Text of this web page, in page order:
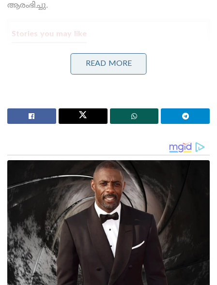
ആരംഭിച്ചു.
Stories you may like
പാർലമെന്റിന്റെ മൺസൂൺ സമ്മേളനം അവസാന
ദിനങ്ങളിലേക്ക് ; നിർണായക ബില്ലുകൾ പാസാക്കാൻ
വിമർശിച്ച് മമത ബാനർജി
മണിക്കൂറുകളോളം ഏറ്റുമുട്ടൽ തുടർന്നു. ഇതിന്
പിന്നാലെ നടത്തിയ പരിശോധനയിലാണ്
മൃതദേഹങ്ങൾ കണ്ടെടുത്തത്. വനമേഖലയിൽ നിന്നും
18 മൃതദേഹങ്ങളും കൻകർ ജില്ലയിൽ ഉണ്ടായ
ഏറ്റുമുട്ടലിൽ നാല് മൃതദേഹങ്ങളുമാണ്
കണ്ടെത്തിയത്. കൻകർ ജില്ലയിൽ ഉണ്ടായ
ഏറ്റുമുട്ടലിലാണ് സുരക്ഷാ സേനാംഗത്തിന് ജീവൻ
നഷ്ടമായത്. ഡിആർജി സേനാംഗം ആയിരുന്നു
വീരമൃത്യു വരിച്ചത്.
ഫെബ്രുവരിയിൽ സുരക്ഷാ സേന നടത്തിയ
ഭീകരവിരുദ്ധ പ്രവർത്തനങ്ങളുടെ ഭാഗമായി 31
READ MORE